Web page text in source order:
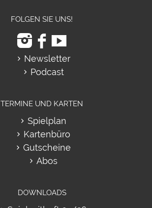
FOLGEN SIE UNS!
Newsletter
Podcast
TERMINE UND KARTEN
Spielplan
Kartenbüro
Gutscheine
Abos
DOWNLOADS